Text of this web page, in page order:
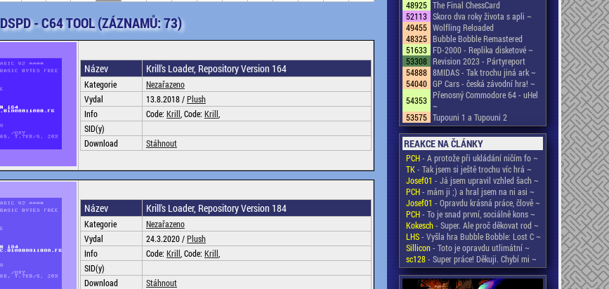
DSPD - C64 TOOL (ZÁZNAMŮ: 73)
Název Krill's Loader, Repository Version 164
Kategorie
Nezařazeno
Vydal
13.8.2018 /Plush
Info
Code: Krill , Code: Krill
SID(y)
Download
Stáhnout
Název Krill's Loader, Repository Version 184
Kategorie
Nezařazeno
Vydal
24.3.2020 /Plush
Info
Code: Krill , Code: Krill
SID(y)
Download
Stáhnout
48925 The Final ChessCard
52113 Skoro dva roky života s apli ~
49455 Wolfling Reloaded
48325 Bubble Bobble Remastered
51633 FD-2000 - Replika disketové ~
53308 Revision 2023 - Pártyreport
54888 8MIDAS - Tak trochu jiná ark ~
54040 GP Cars - česká závodní hra! ~
54353 Přenosný Commodore 64 - uHel
~
53575 Tupouni 1 a Tupouni 2
REAKCE NA ČLÁNKY
PCH- A protože při ukládání ničím fo ~
TK- Tak jsem si ještě trochu víc hrá ~
Josef01 - Já jsem upravil vzhled šach ~
PCH- mám ji ;) a hral jsem na ni asi ~
Josef01 - Opravdu krásná práce, člově ~
PCH- To je snad první, sociálně kons ~
Kokesch- Super. Ale proč děkovat rod ~
LHS- Vyšla hra Bubble Bobble: Lost C ~
Sillicon- Toto je opravdu utlimátní ~
sc128- Super práce! Děkuji. Chybí mi ~